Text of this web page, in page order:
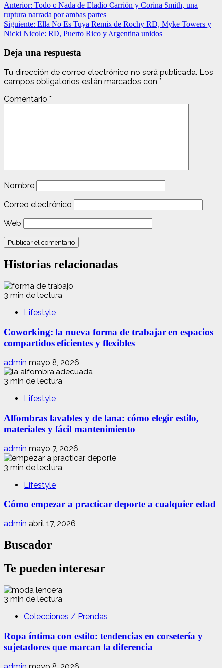
Anterior: Todo o Nada de Eladio Carrión y Corina Smith, una
ruptura narrada por ambas partes
Siguiente: Ella No Es Tuya Remix de Rochy RD, Myke Towers y
Nicki Nicole: RD, Puerto Rico y Argentina unidos
Deja una respuesta
Tu dirección de correo electrónico no será publicada. Los
campos obligatorios están marcados con *
Comentario *
Nombre
Correo electrónico
Web
Historias relacionadas
3 min de lectura
Lifestyle
Coworking: la nueva forma de trabajar en espacios
compartidos eficientes y flexibles
admin mayo 8, 2026
3 min de lectura
Lifestyle
Alfombras lavables y de lana: cómo elegir estilo,
materiales y fácil mantenimiento
admin mayo 7, 2026
3 min de lectura
Lifestyle
Cómo empezar a practicar deporte a cualquier edad
admin abril 17, 2026
Buscador
Te pueden interesar
3 min de lectura
Colecciones / Prendas
Ropa íntima con estilo: tendencias en corsetería y
sujetadores que marcan la diferencia